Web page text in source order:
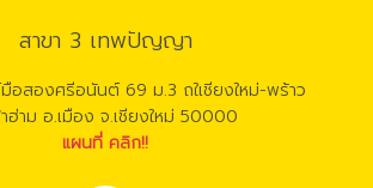
สาขา 3 เทพปัญญา
อสองศรีอนันต์ 69 ม.3 ถใเชียงใหม่-พร้าว
ฮ่าม อ.เมือง จ.เชียงใหม่ 50000
แผนที่ คลิก!!